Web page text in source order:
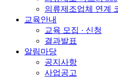
의류제조업체 연계
교육안내
교육 모집 · 신청
결과발표
알림마당
공지사항
사업공고